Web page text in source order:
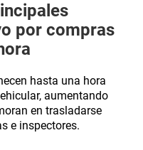
por compras
hasta una hora
aumentando
en trasladarse
e inspectores.